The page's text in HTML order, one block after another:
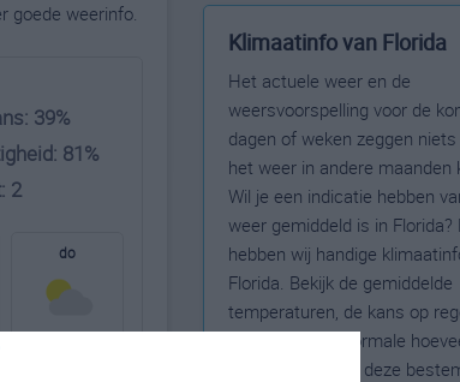
goede weerinfo.
39%
81%
2
do
Klimaatinfo van Florida
Het actuele weer en de
weersvoorspelling voor de
dagen of weken zeggen
het weer in andere maanden
Wil je een indicatie hebben
weer gemiddeld is in Florida?
hebben wij handige
Florida. Bekijk de gemiddelde
temperaturen, de kans op
sneeuw en de normale
zonneschijn voor deze